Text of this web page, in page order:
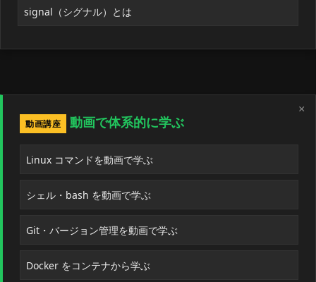
signal（シグナル）とは
×
動画講座
動画で体系的に学ぶ
Linux コマンドを動画で学ぶ
シェル・bash を動画で学ぶ
Git・バージョン管理を動画で学ぶ
Docker をコンテナから学ぶ